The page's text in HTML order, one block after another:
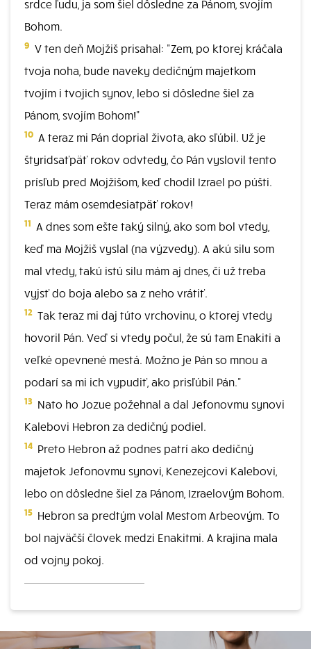
srdce ľudu, ja som šiel dôsledne za Pánom, svojím
Bohom.
9 V ten deň Mojžiš prisahal: "Zem, po ktorej kráčala
tvoja noha, bude naveky dedičným majetkom
tvojím i tvojich synov, lebo si dôsledne šiel za
Pánom, svojím Bohom!"
10 A teraz mi Pán doprial života, ako sľúbil. Už je
štyridsaťpäť rokov odvtedy, čo Pán vyslovil tento
prísľub pred Mojžišom, keď chodil Izrael po púšti.
Teraz mám osemdesiatpäť rokov!
11 A dnes som ešte taký silný, ako som bol vtedy,
keď ma Mojžiš vyslal (na výzvedy). A akú silu som
mal vtedy, takú istú silu mám aj dnes, či už treba
vyjsť do boja alebo sa z neho vrátiť.
12 Tak teraz mi daj túto vrchovinu, o ktorej vtedy
hovoril Pán. Veď si vtedy počul, že sú tam Enakiti a
veľké opevnené mestá. Možno je Pán so mnou a
podarí sa mi ich vypudiť, ako prisľúbil Pán."
13 Nato ho Jozue požehnal a dal Jefonovmu synovi
Kalebovi Hebron za dedičný podiel.
14 Preto Hebron až podnes patrí ako dedičný
majetok Jefonovmu synovi, Kenezejcovi Kalebovi,
lebo on dôsledne šiel za Pánom, Izraelovým Bohom.
15 Hebron sa predtým volal Mestom Arbeovým. To
bol najväčší človek medzi Enakitmi. A krajina mala
od vojny pokoj.